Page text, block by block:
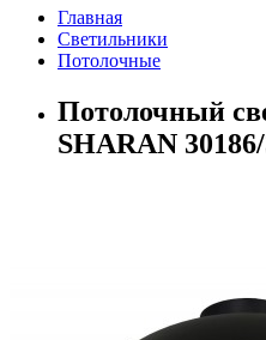
Главная
Светильники
Потолочные
Потолочный
SHARAN